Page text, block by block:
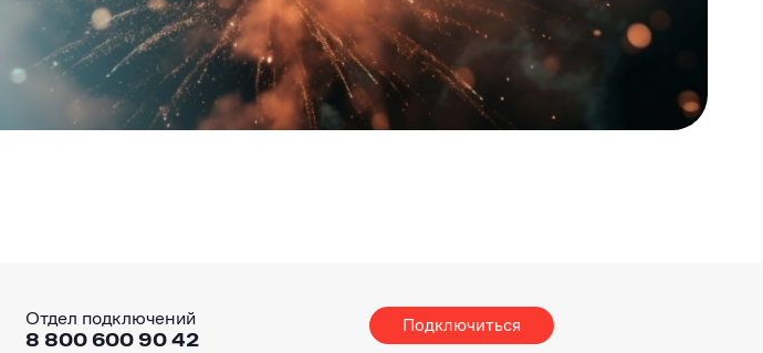
Отдел подключений
8 800 600 90 42
Подключиться